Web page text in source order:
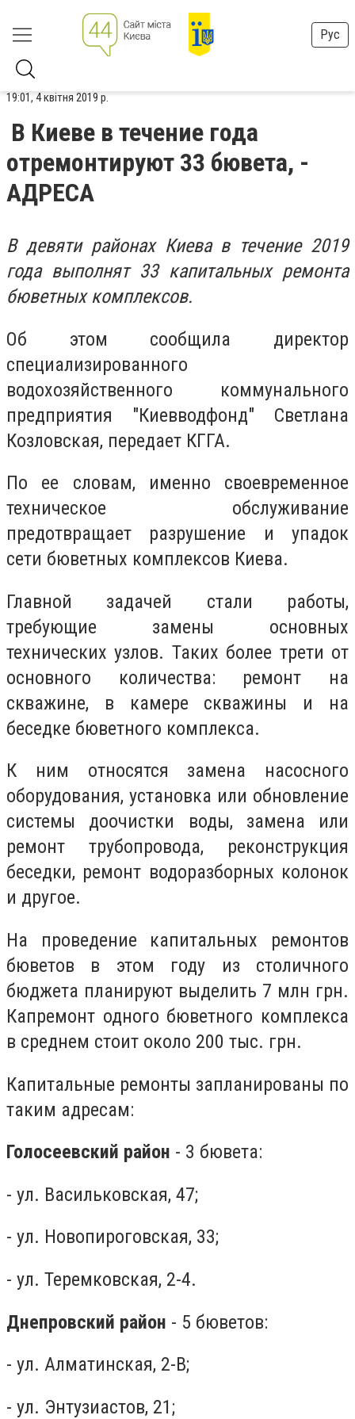
Рус
19:01, 4 квітня 2019 р.
В Киеве в течение года
отремонтируют 33 бювета, -
АДРЕСА
В девяти районах Киева в течение 2019
года выполнят 33 капитальных ремонта
бюветных комплексов.
Об этом сообщила директор
специализированного
водохозяйственного коммунального
предприятия ″Киевводфонд″ Светлана
Козловская, передает КГГА.
По ее словам, именно своевременное
техническое обслуживание
предотвращает разрушение и упадок
сети бюветных комплексов Киева.
Главной задачей стали работы,
требующие замены основных
технических узлов. Таких более трети от
основного количества: ремонт на
скважине, в камере скважины и на
беседке бюветного комплекса.
К ним относятся замена насосного
оборудования, установка или обновление
системы доочистки воды, замена или
ремонт трубопровода, реконструкция
беседки, ремонт водоразборных колонок
и другое.
На проведение капитальных ремонтов
бюветов в этом году из столичного
бюджета планируют выделить 7 млн грн.
Капремонт одного бюветного комплекса
в среднем стоит около 200 тыс. грн.
Капитальные ремонты запланированы по
таким адресам:
Голосеевский район - 3 бювета:
- ул. Васильковская, 47;
- ул. Новопироговская, 33;
- ул. Теремковская, 2-4.
Днепровский район - 5 бюветов:
- ул. Алматинская, 2-В;
- ул. Энтузиастов, 21;